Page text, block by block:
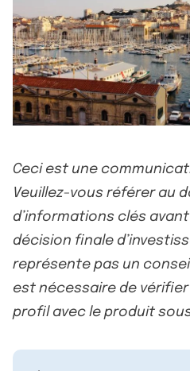
Ceci est une
Veuillez-vous référer au
d’informations clés
décision finale
représente pas un
est nécessaire de
profil avec le produit